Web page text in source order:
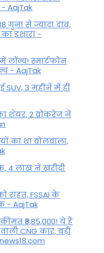
5 से 11 मार्च
इस सप्ताह
AajTak
गुना से ज्यादा दांव,
इशारा -
लॉन्च! स्मार्टफोन
- AajTak
3 महीने में ही
शेयर, 2 ब्रोकरेज ने
था बोलबाला,
4 लाख ने खरीदी
राहत, FSSAI के
- AajTak
₹8,85,000! ये है
CNG कार; बड़ी